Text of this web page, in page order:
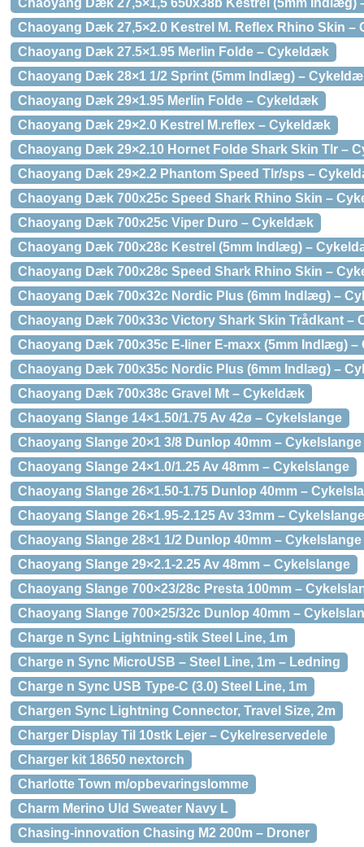
Chaoyang Dæk 27,5×1,5 650x38b Kestrel (5mm Indlæg)
Chaoyang Dæk 27,5×2.0 Kestrel M. Reflex Rhino Skin –
Chaoyang Dæk 27.5×1.95 Merlin Folde – Cykeldæk
Chaoyang Dæk 28×1 1/2 Sprint (5mm Indlæg) –
Chaoyang Dæk 29×1.95 Merlin Folde – Cykeldæk
Chaoyang Dæk 29×2.0 Kestrel M.reflex – Cykeldæk
Chaoyang Dæk 29×2.10 Hornet Folde Shark Skin Tlr –
Chaoyang Dæk 29×2.2 Phantom Speed Tlr/sps –
Chaoyang Dæk 700x25c Speed Shark Rhino Skin –
Chaoyang Dæk 700x25c Viper Duro – Cykeldæk
Chaoyang Dæk 700x28c Kestrel (5mm Indlæg) –
Chaoyang Dæk 700x28c Speed Shark Rhino Skin –
Chaoyang Dæk 700x32c Nordic Plus (6mm Indlæg) –
Chaoyang Dæk 700x33c Victory Shark Skin Trådkant –
Chaoyang Dæk 700x35c E-liner E-maxx (5mm Indlæg)
Chaoyang Dæk 700x35c Nordic Plus (6mm Indlæg) –
Chaoyang Dæk 700x38c Gravel Mt – Cykeldæk
Chaoyang Slange 14×1.50/1.75 Av 42ø – Cykelslange
Chaoyang Slange 20×1 3/8 Dunlop 40mm – Cykelslange
Chaoyang Slange 24×1.0/1.25 Av 48mm – Cykelslange
Chaoyang Slange 26×1.50-1.75 Dunlop 40mm –
Chaoyang Slange 26×1.95-2.125 Av 33mm – Cykelslange
Chaoyang Slange 28×1 1/2 Dunlop 40mm – Cykelslange
Chaoyang Slange 29×2.1-2.25 Av 48mm – Cykelslange
Chaoyang Slange 700×23/28c Presta 100mm –
Chaoyang Slange 700×25/32c Dunlop 40mm –
Charge n Sync Lightning-stik Steel Line, 1m
Charge n Sync MicroUSB – Steel Line, 1m – Ledning
Charge n Sync USB Type-C (3.0) Steel Line, 1m
Chargen Sync Lightning Connector, Travel Size, 2m
Charger Display Til 10stk Lejer – Cykelreservedele
Charger kit 18650 nextorch
Charlotte Town m/opbevaringslomme
Charm Merino Uld Sweater Navy L
Chasing-innovation Chasing M2 200m – Droner